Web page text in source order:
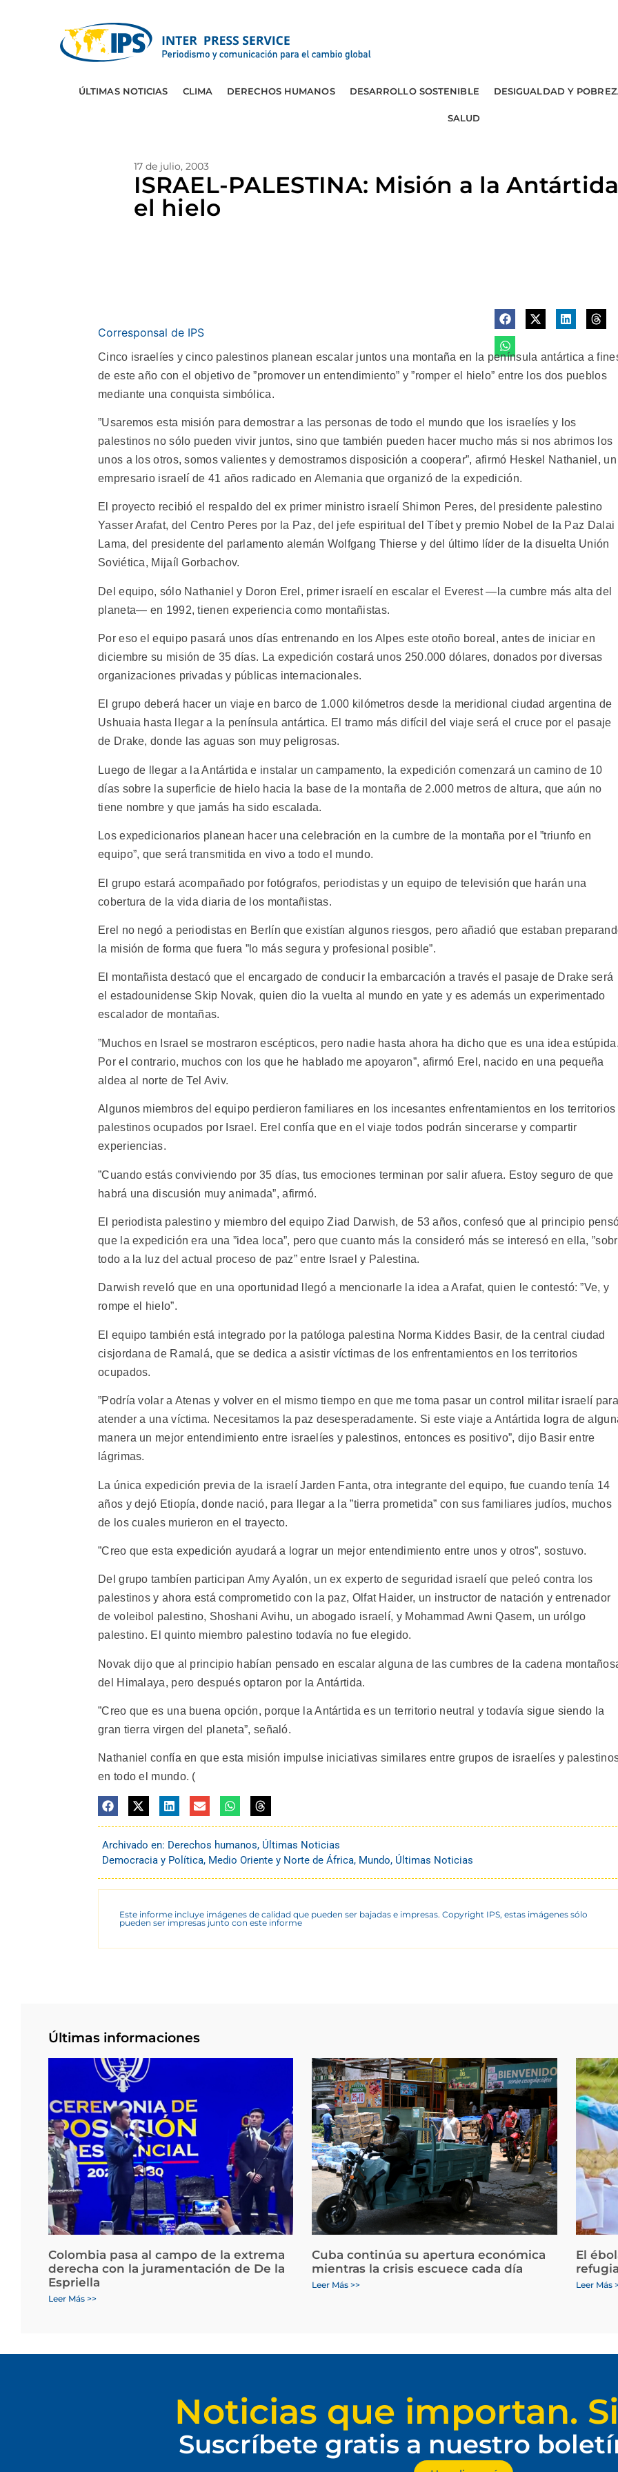
ÚLTIMAS NOTICIAS CLIMA DERECHOS HUMANOS DESARROLLO SOSTENIBLE DESIGUALDAD Y
SALUD
17 de julio, 2003
ISRAEL-PALESTINA: Misión a la
el hielo
Corresponsal de IPS
Cinco israelíes y cinco palestinos planean escalar juntos una montaña en la península antártica a
de este año con el objetivo de ”promover un entendimiento” y ”romper el hielo” entre los dos pueblos
mediante una conquista simbólica.
”Usaremos esta misión para demostrar a las personas de todo el mundo que los israelíes y los
palestinos no sólo pueden vivir juntos, sino que también pueden hacer mucho más si nos abrimos los
unos a los otros, somos valientes y demostramos disposición a cooperar”, afirmó Heskel Nathaniel, un
empresario israelí de 41 años radicado en Alemania que organizó de la expedición.
El proyecto recibió el respaldo del ex primer ministro israelí Shimon Peres, del presidente palestino
Yasser Arafat, del Centro Peres por la Paz, del jefe espiritual del Tíbet y premio Nobel de la Paz Dalai
Lama, del presidente del parlamento alemán Wolfgang Thierse y del último líder de la disuelta Unión
Soviética, Mijaíl Gorbachov.
Del equipo, sólo Nathaniel y Doron Erel, primer israelí en escalar el Everest —la cumbre más alta del
planeta— en 1992, tienen experiencia como montañistas.
Por eso el equipo pasará unos días entrenando en los Alpes este otoño boreal, antes de iniciar en
diciembre su misión de 35 días. La expedición costará unos 250.000 dólares, donados por diversas
organizaciones privadas y públicas internacionales.
El grupo deberá hacer un viaje en barco de 1.000 kilómetros desde la meridional ciudad argentina de
Ushuaia hasta llegar a la península antártica. El tramo más difícil del viaje será el cruce por el pasaje
de Drake, donde las aguas son muy peligrosas.
Luego de llegar a la Antártida e instalar un campamento, la expedición comenzará un camino de 10
días sobre la superficie de hielo hacia la base de la montaña de 2.000 metros de altura, que aún no
tiene nombre y que jamás ha sido escalada.
Los expedicionarios planean hacer una celebración en la cumbre de la montaña por el ”triunfo en
equipo”, que será transmitida en vivo a todo el mundo.
El grupo estará acompañado por fotógrafos, periodistas y un equipo de televisión que harán una
cobertura de la vida diaria de los montañistas.
Erel no negó a periodistas en Berlín que existían algunos riesgos, pero añadió que estaban
la misión de forma que fuera ”lo más segura y profesional posible”.
El montañista destacó que el encargado de conducir la embarcación a través el pasaje de Drake será
el estadounidense Skip Novak, quien dio la vuelta al mundo en yate y es además un experimentado
escalador de montañas.
”Muchos en Israel se mostraron escépticos, pero nadie hasta ahora ha dicho que es una idea
Por el contrario, muchos con los que he hablado me apoyaron”, afirmó Erel, nacido en una pequeña
aldea al norte de Tel Aviv.
Algunos miembros del equipo perdieron familiares en los incesantes enfrentamientos en los territorios
palestinos ocupados por Israel. Erel confía que en el viaje todos podrán sincerarse y compartir
experiencias.
”Cuando estás conviviendo por 35 días, tus emociones terminan por salir afuera. Estoy seguro de que
habrá una discusión muy animada”, afirmó.
El periodista palestino y miembro del equipo Ziad Darwish, de 53 años, confesó que al principio
que la expedición era una ”idea loca”, pero que cuanto más la consideró más se interesó en ella,
todo a la luz del actual proceso de paz” entre Israel y Palestina.
Darwish reveló que en una oportunidad llegó a mencionarle la idea a Arafat, quien le contestó: ”Ve, y
rompe el hielo”.
El equipo también está integrado por la patóloga palestina Norma Kiddes Basir, de la central ciudad
cisjordana de Ramalá, que se dedica a asistir víctimas de los enfrentamientos en los territorios
ocupados.
”Podría volar a Atenas y volver en el mismo tiempo en que me toma pasar un control militar israelí para
atender a una víctima. Necesitamos la paz desesperadamente. Si este viaje a Antártida logra de
manera un mejor entendimiento entre israelíes y palestinos, entonces es positivo”, dijo Basir entre
lágrimas.
La única expedición previa de la israelí Jarden Fanta, otra integrante del equipo, fue cuando tenía 14
años y dejó Etiopía, donde nació, para llegar a la ”tierra prometida” con sus familiares judíos, muchos
de los cuales murieron en el trayecto.
”Creo que esta expedición ayudará a lograr un mejor entendimiento entre unos y otros”, sostuvo.
Del grupo tambíen participan Amy Ayalón, un ex experto de seguridad israelí que peleó contra los
palestinos y ahora está comprometido con la paz, Olfat Haider, un instructor de natación y entrenador
de voleibol palestino, Shoshani Avihu, un abogado israelí, y Mohammad Awni Qasem, un urólgo
palestino. El quinto miembro palestino todavía no fue elegido.
Novak dijo que al principio habían pensado en escalar alguna de las cumbres de la cadena
del Himalaya, pero después optaron por la Antártida.
”Creo que es una buena opción, porque la Antártida es un territorio neutral y todavía sigue siendo la
gran tierra virgen del planeta”, señaló.
Nathaniel confía en que esta misión impulse iniciativas similares entre grupos de israelíes y
en todo el mundo. (
Archivado en: Derechos humanos, Últimas Noticias
Democracia y Política, Medio Oriente y Norte de África, Mundo, Últimas Noticias
Este informe incluye imágenes de calidad que pueden ser bajadas e impresas. Copyright IPS, estas imágenes sólo
pueden ser impresas junto con este informe
Últimas informaciones
Colombia pasa al campo de la extrema
derecha con la juramentación de De la
Espriella
Leer Más >>
Cuba continúa su apertura económica
mientras la crisis escuece cada día
Leer Más >>
El
Leer Más
Noticias que importan.
Suscríbete gratis a nuestro